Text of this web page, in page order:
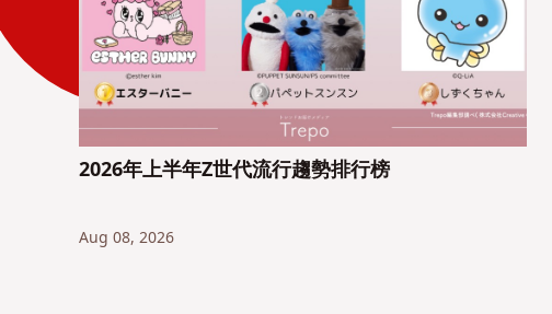
2026年上半年Z世代流行趨勢排行榜
Aug 08, 2026